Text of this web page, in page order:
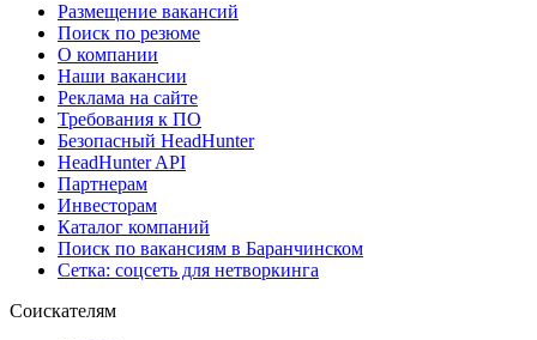
Размещение вакансий
Поиск по резюме
О компании
Наши вакансии
Реклама на сайте
Требования к ПО
Безопасный HeadHunter
HeadHunter API
Партнерам
Инвесторам
Каталог компаний
Поиск по вакансиям в Баранчинском
Сетка: соцсеть для нетворкинга
Соискателям